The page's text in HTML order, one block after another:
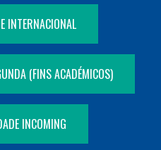
INTERNACIONAL
(FINS ACADÉMICOS)
INCOMING